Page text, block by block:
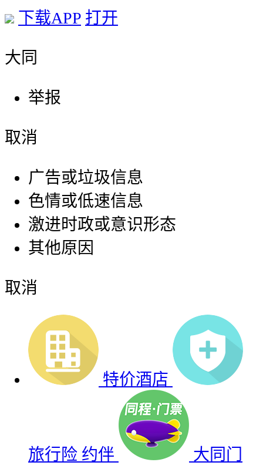
下载APP 打开
大同
举报
取消
广告或垃圾信息
色情或低速信息
激进时政或意识形态
其他原因
取消
特价酒店
旅行险 约伴 大同门